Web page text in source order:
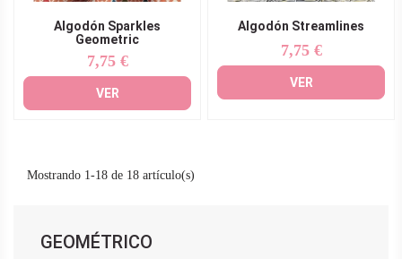
Algodón Sparkles
Geometric
Precio
7,75 €
VER
Algodón Streamlines
Precio
7,75 €
VER
Mostrando 1-18 de 18 artículo(s)
GEOMÉTRICO